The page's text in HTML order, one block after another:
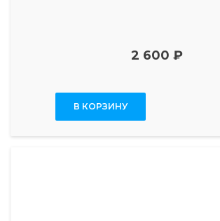
2 600 ₽
В КОРЗИНУ